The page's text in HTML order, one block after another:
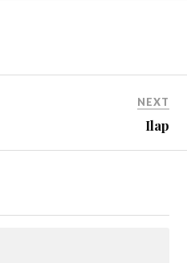
NEXT
Ilap